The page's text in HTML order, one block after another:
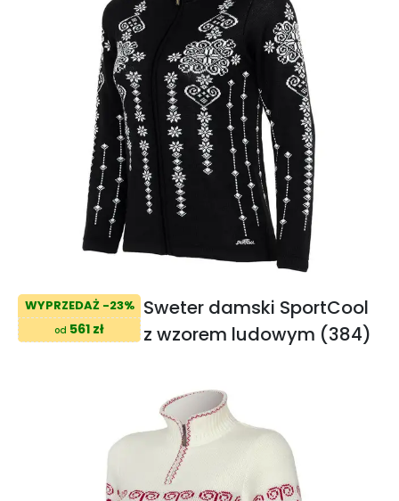
WYPRZEDAŻ -23%
od 561 zł
Sweter damski SportCool
z wzorem ludowym (384)